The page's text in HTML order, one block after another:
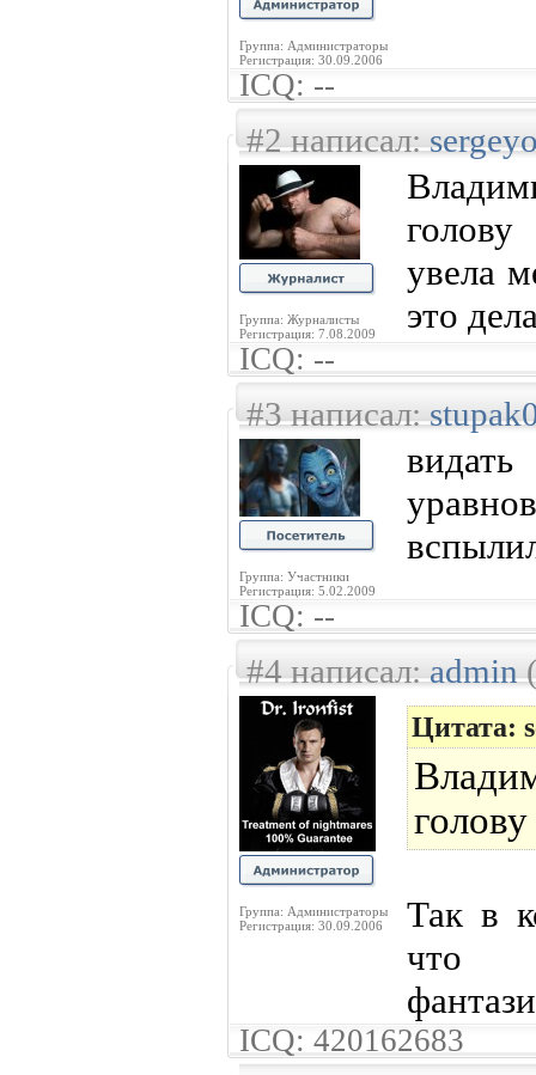
Группа: Администраторы
Регистрация: 30.09.2006
ICQ: --
#2 написал:
Группа: Журналисты
Регистрация: 7.08.2009
увела
это
ICQ: --
#3 написал:
Группа: Участники
Регистрация: 5.02.2009
ICQ: --
#4 написал:admin
Группа: Администраторы
Регистрация: 30.09.2006
Цитата:
голову
Так в
что
ICQ: 420162683